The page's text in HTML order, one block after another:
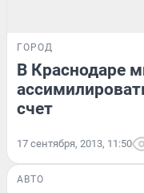
ГОРОД
В Краснодаре
счет
17 сентября, 2013, 11:50
АВТО